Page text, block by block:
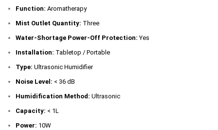
Function: Aromatherapy
Mist Outlet Quantity: Three
Water-Shortage Power-Off Protection: Yes
Installation: Tabletop / Portable
Type: Ultrasonic Humidifier
Noise Level: < 36 dB
Humidification Method: Ultrasonic
Capacity: < 1L
Power: 10W